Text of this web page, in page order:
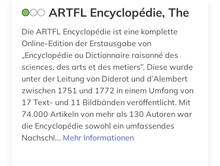
italienisch (70)
italienische dialekte (1)
italienische kunstgeschichte (1)
italienische literatur (1)
italiensch (1)
japan (1)
japanisch (3)
ARTFL Encyclopédie, The
Die ARTFL Encyclopédie ist eine komplette
Online-Edition der Erstausgabe von
„Encyclopédie ou Dictionnaire raisonné des
sciences, des arts et des metiers”. Diese wurde
unter der Leitung von Diderot und d’Alembert
zwischen 1751 und 1772 in einem Umfang von
17 Text- und 11 Bildbänden veröffentlicht. Mit
74.000 Artikeln von mehr als 130 Autoren war
die Encyclopédie sowohl ein umfassendes
Nachschl... Mehr Informationen